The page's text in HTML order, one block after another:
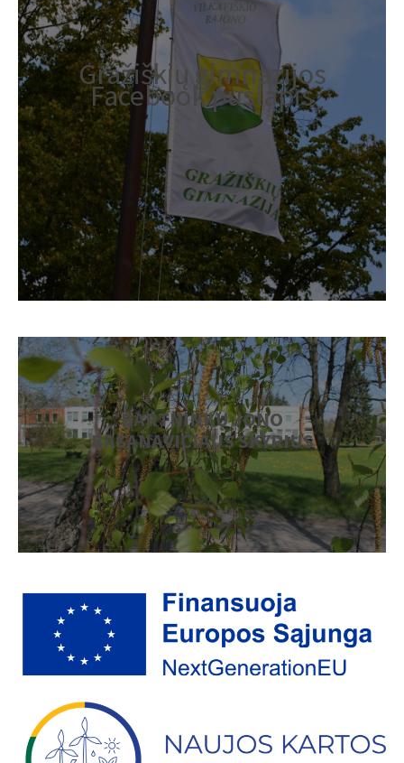
Gražiškių gimnazijos
Facebook puslapis
BARTNINKŲ JONO
BASANAVIČIAUS SKYRIUS